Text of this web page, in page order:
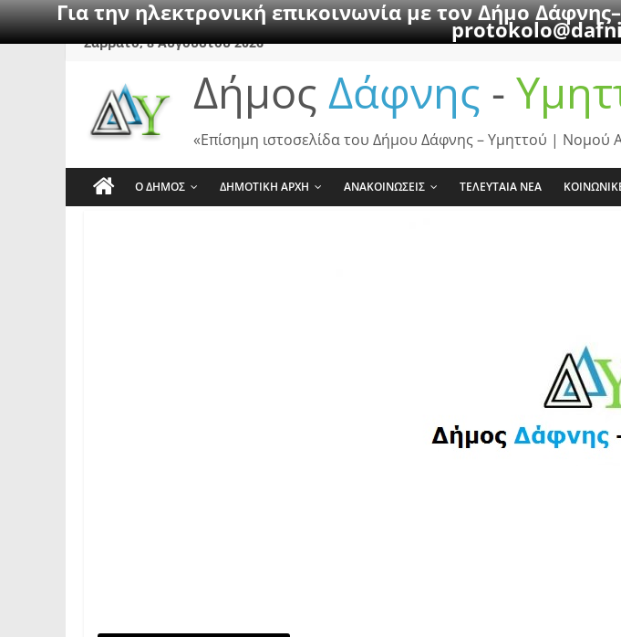
Για την ηλεκτρονική επικοινωνία με τον Δήμο
SkipΣάββατο, 8 Αυγούστου 2026
Δήμος Δάφνης -
«Επίσημη ιστοσελίδα του Δήμου Δάφνης – Υμηττού | Νομού
Ο ΔΗΜΟΣ ΔΗΜΟΤΙΚΗ ΑΡΧΗ ΑΝΑΚΟΙΝΩΣΕΙΣ ΤΕΛΕΥΤΑΙΑ ΝΕΑ